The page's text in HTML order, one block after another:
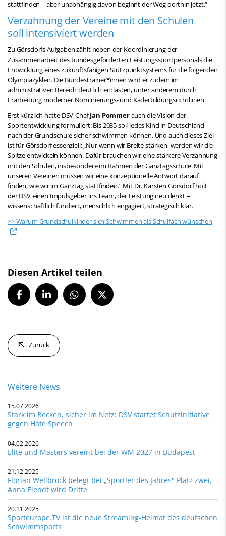
stattfinden – aber unabhängig davon beginnt der Weg dorthin jetzt.“
Verzahnung der Vereine mit den Schulen
soll intensiviert werden
Zu Görsdorfs Aufgaben zählt neben der Koordinierung der
Zusammenarbeit des bundesgeförderten Leistungssportpersonals die
Entwicklung eines zukunftsfähigen Stützpunktsystems für die folgenden
Olympiazyklen. Die Bundestrainer*innen wird er zudem im
administrativen Bereich deutlich entlasten, unter anderem durch
Erarbeitung moderner Nominierungs- und Kaderbildungsrichtlinien.
Erst kürzlich hatte DSV-ChefJan Pommerauch die Vision der
Sportentwicklung formuliert: Bis 2035 soll jedes Kind in Deutschland
nach der Grundschule sicher schwimmen können. Und auch dieses Ziel
ist für Görsdorf essenziell: „Nur wenn wir Breite stärken, werden wir die
Spitze entwickeln können. Dafür brauchen wir eine stärkere Verzahnung
mit den Schulen, insbesondere im Rahmen der Ganztagsschule. Mit
unseren Vereinen müssen wir eine konzeptionelle Antwort darauf
finden, wie wir im Ganztag stattfinden.“ Mit Dr. Karsten Görsdorf holt
der DSV einen Impulsgeber ins Team, der Leistung neu denkt –
wissenschaftlich fundiert, menschlich engagiert, strategisch klar.
>> Warum Grundschulkinder sich Schwimmen als Schulfach wünschen
Diesen Artikel teilen
Zurück
Weitere News
15.07.2026
Stark im Becken, sicher im Netz: DSV startet Schutzinitiative
gegen Hate Speech
04.02.2026
Elite und Masters vereint bei der WM 2027 in Budapest
21.12.2025
Florian Wellbrock belegt bei „Sportler des Jahres" Platz zwei,
Anna Elendt wird Dritte
20.11.2025
Sporteurope.TV ist die neue Streaming-Heimat des deutschen
Schwimmsports